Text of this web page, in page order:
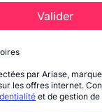
Valider
par Ariase,
les offres internet.
et de gestion